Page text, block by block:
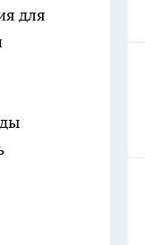
для